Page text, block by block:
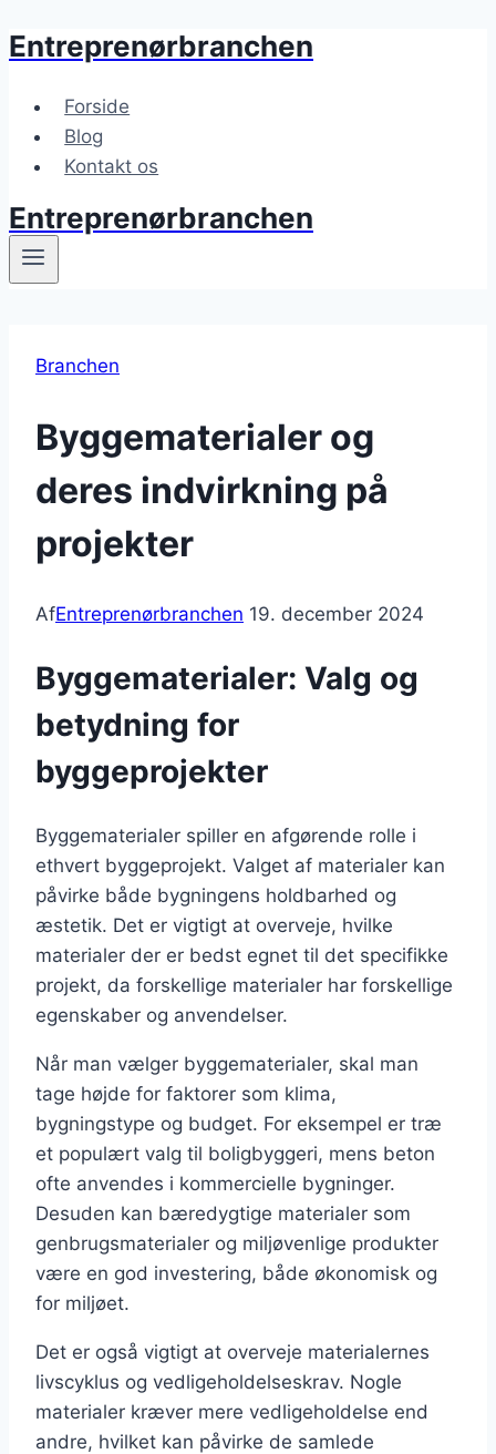
Fortsæt
indhold
Entreprenørbranchen
Forside
Blog
Kontakt os
Entreprenørbranchen
Branchen
Byggematerialer og
deres indvirkning på
projekter
AfEntreprenørbranchen 19. december 2024
Byggematerialer: Valg og
betydning for
byggeprojekter
Byggematerialer spiller en afgørende rolle i
ethvert byggeprojekt. Valget af materialer kan
påvirke både bygningens holdbarhed og
æstetik. Det er vigtigt at overveje, hvilke
materialer der er bedst egnet til det specifikke
projekt, da forskellige materialer har forskellige
egenskaber og anvendelser.
Når man vælger byggematerialer, skal man
tage højde for faktorer som klima,
bygningstype og budget. For eksempel er træ
et populært valg til boligbyggeri, mens beton
ofte anvendes i kommercielle bygninger.
Desuden kan bæredygtige materialer som
genbrugsmaterialer og miljøvenlige produkter
være en god investering, både økonomisk og
for miljøet.
Det er også vigtigt at overveje materialernes
livscyklus og vedligeholdelseskrav. Nogle
materialer kræver mere vedligeholdelse end
andre, hvilket kan påvirke de samlede